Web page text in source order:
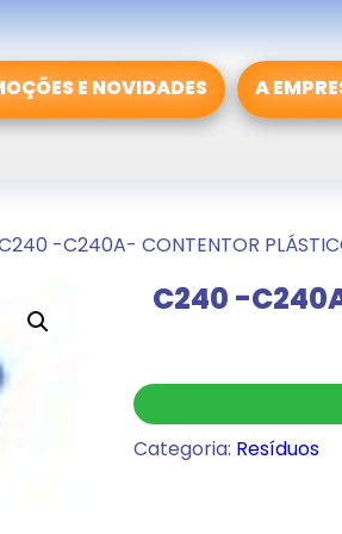
E NOVIDADES A
-C240A- CONTENTOR
C240 -
Categoria: Resíduos